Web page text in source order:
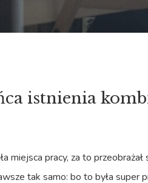
istnienia
miejsca pracy, za to
tak samo: bo to była super